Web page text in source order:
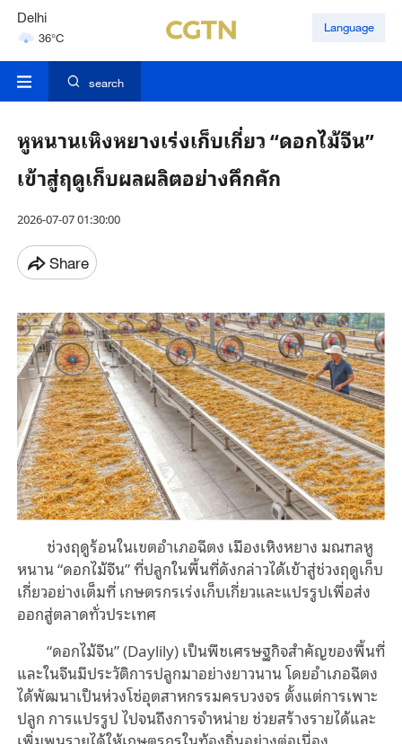
Delhi
36°C
Language
search
หูหนานเหิงหยางเร่งเก็บเกี่ยว “ดอกไม้จีน”
เข้าสู่ฤดูเก็บผลผลิตอย่างคึกคัก
2026-07-07 01:30:00
Share
ช่วงฤดูร้อนในเขตอำเภอฉีตง เมืองเหิงหยาง มณฑลหู
หนาน “ดอกไม้จีน” ที่ปลูกในพื้นที่ดังกล่าวได้เข้าสู่ช่วงฤดูเก็บ
เกี่ยวอย่างเต็มที่ เกษตรกรเร่งเก็บเกี่ยวและแปรรูปเพื่อส่ง
ออกสู่ตลาดทั่วประเทศ
“ดอกไม้จีน” (Daylily) เป็นพืชเศรษฐกิจสำคัญของพื้นที่
และในจีนมีประวัติการปลูกมาอย่างยาวนาน โดยอำเภอฉีตง
ได้พัฒนาเป็นห่วงโซ่อุตสาหกรรมครบวงจร ตั้งแต่การเพาะ
ปลูก การแปรรูป ไปจนถึงการจำหน่าย ช่วยสร้างรายได้และ